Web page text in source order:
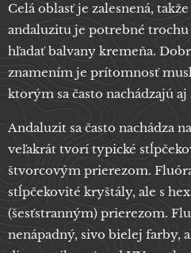
Celá oblasť je zalesnená,
andaluzitu je potrebné
hľadať balvany kremeňa.
znamením je prítomnosť
ktorým sa často nachádzajú
Andaluzit sa často nachádza
veľakrát tvorí typické
štvorcovým prierezom.
stĺpčekovité kryštály, ale s
(šesťstranným) prierezom.
nenápadný, sivo bielej farby,